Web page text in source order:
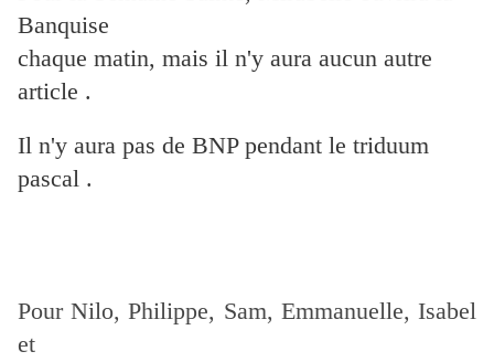
Banquise
chaque matin, mais il n'y aura aucun autre
article .
Il n'y aura pas de BNP pendant le triduum
pascal .
Pour Nilo, Philippe, Sam, Emmanuelle, Isabel
et